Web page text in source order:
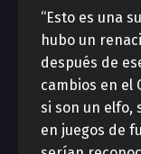
“Esto es una
hubo un
después de
cambios en el
si son un elfo,
en juegos de